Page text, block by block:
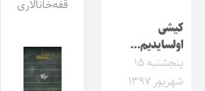
کیشی
اولسایدیم…
پنجشنبه ۱۵
شهریور ۱۳۹۷
قفه‌خانالاری